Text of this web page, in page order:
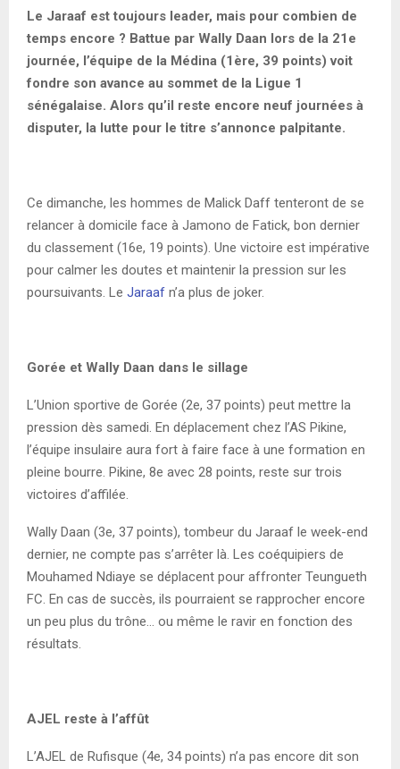
Le Jaraaf est toujours leader, mais pour combien de
temps encore ? Battue par Wally Daan lors de la 21e
journée, l’équipe de la Médina (1ère, 39 points) voit
fondre son avance au sommet de la Ligue 1
sénégalaise. Alors qu’il reste encore neuf journées à
disputer, la lutte pour le titre s’annonce palpitante.
Ce dimanche, les hommes de Malick Daff tenteront de se
relancer à domicile face à Jamono de Fatick, bon dernier
du classement (16e, 19 points). Une victoire est impérative
pour calmer les doutes et maintenir la pression sur les
poursuivants. Le Jaraaf n’a plus de joker.
Gorée et Wally Daan dans le sillage
L’Union sportive de Gorée (2e, 37 points) peut mettre la
pression dès samedi. En déplacement chez l’AS Pikine,
l’équipe insulaire aura fort à faire face à une formation en
pleine bourre. Pikine, 8e avec 28 points, reste sur trois
victoires d’affilée.
Wally Daan (3e, 37 points), tombeur du Jaraaf le week-end
dernier, ne compte pas s’arrêter là. Les coéquipiers de
Mouhamed Ndiaye se déplacent pour affronter Teungueth
FC. En cas de succès, ils pourraient se rapprocher encore
un peu plus du trône… ou même le ravir en fonction des
résultats.
AJEL reste à l’affût
L’AJEL de Rufisque (4e, 34 points) n’a pas encore dit son